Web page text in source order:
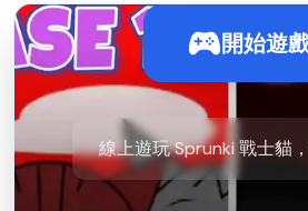
開始遊
線上遊玩 Sprunki 戰士貓